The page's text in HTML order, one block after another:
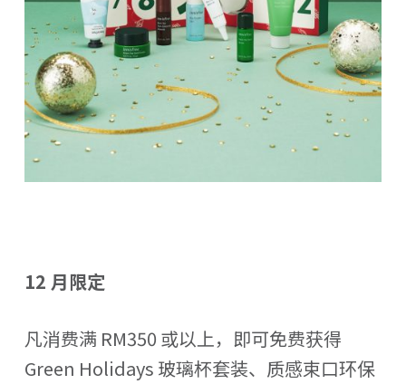
12 月限定
凡消费满 RM350 或以上，即可免费获得
Green Holidays 玻璃杯套装、质感束口环保